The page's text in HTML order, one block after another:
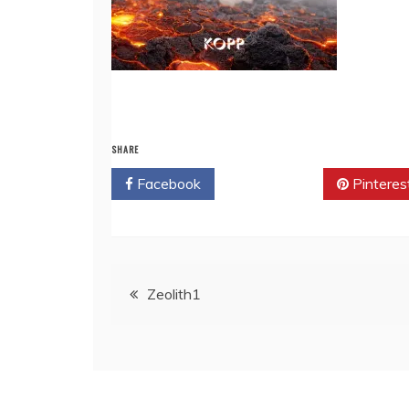
SHARE
Facebook
Beitragsnavigation
Zeolith1